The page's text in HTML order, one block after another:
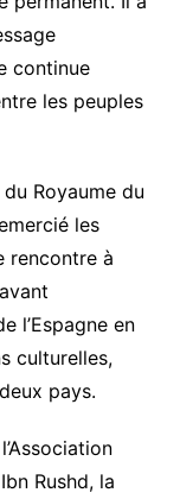
continue
les peuples
du Royaume du
les
rencontre à
l’Espagne en
culturelles,
pays.
Rushd, la